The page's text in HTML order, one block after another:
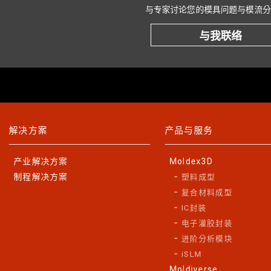
与专家讨论您的模具问题与模流
与我联络
解决方案
产业解决方案
制程解决方案
产品与服务
Moldex3D
塑料成型
复合材料成型
IC封装
电子灌胶封装
进阶分析模块
iSLM